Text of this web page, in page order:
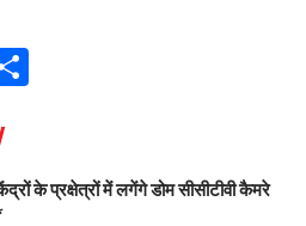
के प्रक्षेत्रों में लगेंगे डोम सीसीटीवी कैमरे